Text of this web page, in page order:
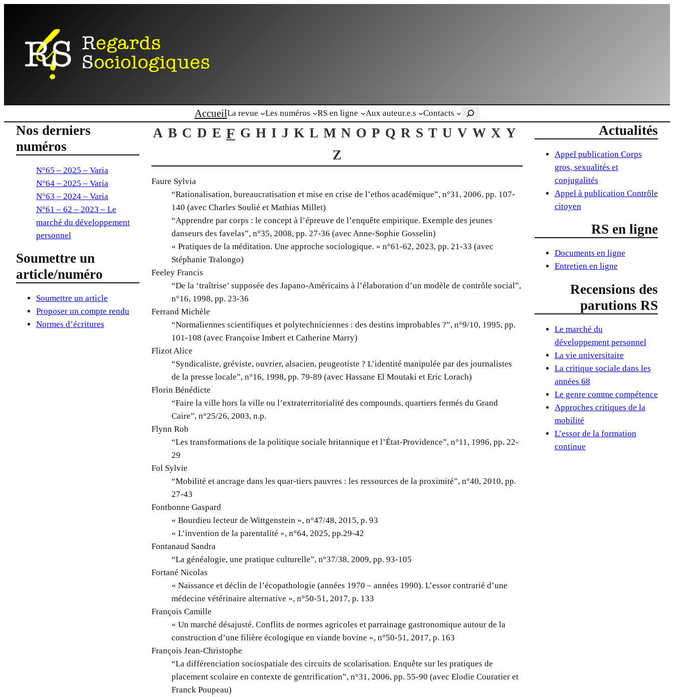
AccueilLa revue Les numéros RS en ligne Aux auteur.e.s Contacts Rechercher
Nos derniers
numéros
N°65 – 2025 – Varia
N°64 – 2025 – Varia
N°63 – 2024 – Varia
N°61 – 62 – 2023 – Le
marché du développement
personnel
Soumettre un
article/numéro
Soumettre un article
Proposer un compte rendu
Normes d’écritures
A B C D E F G H I J K L M N O P Q R S T U V W X Y
Z
Faure Sylvia
“Rationalisation, bureaucratisation et mise en crise de l’ethos académique”, n°31, 2006, pp. 107-
140 (avec Charles Soulié et Mathias Millet)
“Apprendre par corps : le concept à l’épreuve de l’enquête empirique. Exemple des jeunes
danseurs des favelas”, n°35, 2008, pp. 27-36 (avec Anne-Sophie Gosselin)
« Pratiques de la méditation. Une approche sociologique. » n°61-62, 2023, pp. 21-33 (avec
Stéphanie Tralongo)
Feeley Francis
“De la ‘traîtrise’ supposée des Japano-Américains à l’élaboration d’un modèle de contrôle social”,
n°16, 1998, pp. 23-36
Ferrand Michèle
“Normaliennes scientifiques et polytechniciennes : des destins improbables ?”, n°9/10, 1995, pp.
101-108 (avec Françoise Imbert et Catherine Marry)
Flizot Alice
“Syndicaliste, gréviste, ouvrier, alsacien, peugeotiste ? L’identité manipulée par des journalistes
de la presse locale”, n°16, 1998, pp. 79-89 (avec Hassane El Moutaki et Eric Lorach)
Florin Bénédicte
“Faire la ville hors la ville ou l’extraterritorialité des compounds, quartiers fermés du Grand
Caire”, n°25/26, 2003, n.p.
Flynn Rob
“Les transformations de la politique sociale britannique et l’État-Providence”, n°11, 1996, pp. 22-
29
Fol Sylvie
“Mobilité et ancrage dans les quar-tiers pauvres : les ressources de la proximité”, n°40, 2010, pp.
27-43
Fontbonne Gaspard
« Bourdieu lecteur de Wittgenstein », n°47/48, 2015, p. 93
« L’invention de la parentalité », n°64, 2025, pp.29-42
Fontanaud Sandra
“La généalogie, une pratique culturelle”, n°37/38, 2009, pp. 93-105
Fortané Nicolas
« Naissance et déclin de l’écopathologie (années 1970 – années 1990). L’essor contrarié d’une
médecine vétérinaire alternative », n°50-51, 2017, p. 133
François Camille
« Un marché désajusté. Conflits de normes agricoles et parrainage gastronomique autour de la
construction d’une filière écologique en viande bovine », n°50-51, 2017, p. 163
François Jean-Christophe
“La différenciation sociospatiale des circuits de scolarisation. Enquête sur les pratiques de
placement scolaire en contexte de gentrification”, n°31, 2006, pp. 55-90 (avec Elodie Couratier et
Franck Poupeau)
Actualités
Appel publication Corps
gros, sexualités et
conjugalités
Appel à publication Contrôle
citoyen
RS en ligne
Documents en ligne
Entretien en ligne
Recensions des
parutions RS
Le marché du
développement personnel
La vie universitaire
La critique sociale dans les
années 68
Le genre comme compétence
Approches critiques de la
mobilité
L’essor de la formation
continue